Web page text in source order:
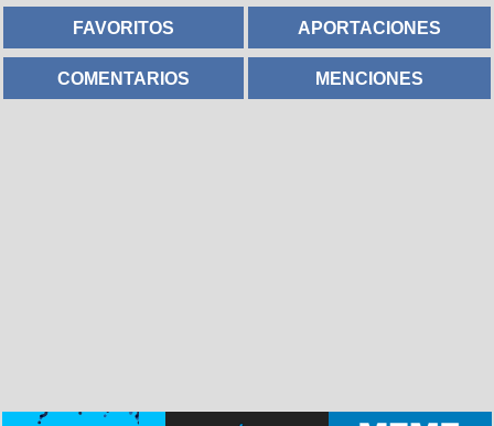
FAVORITOS APORTACIONES
COMENTARIOS MENCIONES